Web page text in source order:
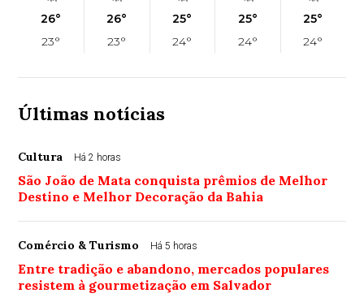
26°
23°
26°
23°
25°
24°
25°
24°
25°
24°
Últimas notícias
Cultura Há 2 horas
São João de Mata conquista prêmios de Melhor
Destino e Melhor Decoração da Bahia
Comércio & Turismo Há 5 horas
Entre tradição e abandono, mercados populares
resistem à gourmetização em Salvador